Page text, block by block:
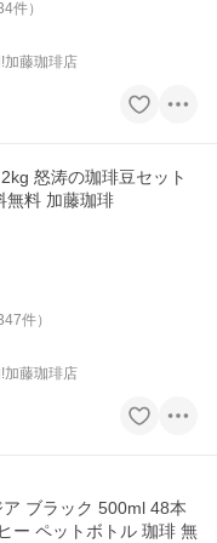
件）
加藤珈琲店
怒涛の珈琲豆セット
送料無料 加藤珈琲
件）
加藤珈琲店
ブラック 500ml 48本
ー ペットボトル 珈琲 無